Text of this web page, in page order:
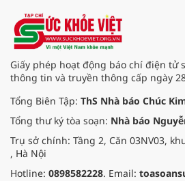
Giấy phép hoạt động báo chí điện tử
thông tin và truyền thông cấp ngày
Tổng Biên Tập: ThS Nhà báo Chúc
Tổng thư ký tòa soạn: Nhà báo
Trụ sở chính: Tầng 2, Căn 03NV03,
, Hà Nội
Hotline: 0898582228. Email: